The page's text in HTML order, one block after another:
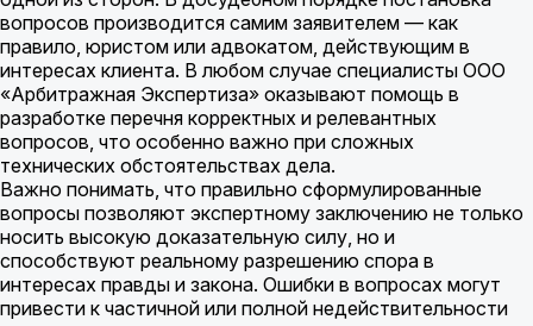
вопросов производится самим заявителем — как
правило, юристом или адвокатом, действующим в
интересах клиента. В любом случае специалисты ООО
«Арбитражная Экспертиза» оказывают помощь в
разработке перечня корректных и релевантных
вопросов, что особенно важно при сложных
технических обстоятельствах дела.
Важно понимать, что правильно сформулированные
вопросы позволяют экспертному заключению не только
носить высокую доказательную силу, но и
способствуют реальному разрешению спора в
интересах правды и закона. Ошибки в вопросах могут
привести к частичной или полной недействительности